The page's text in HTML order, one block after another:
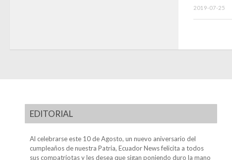
2019-07-25
EDITORIAL
Al celebrarse este 10 de Agosto, un nuevo aniversario del
cumpleaños de nuestra Patria, Ecuador News felicita a todos
sus compatriotas y les desea que sigan poniendo duro la mano